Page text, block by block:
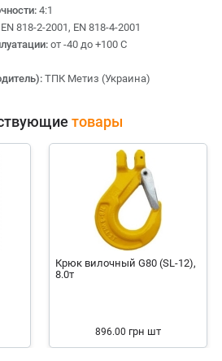
4:1
818-2-2001, EN 818-4-2001
от -40 до +100 С
ТПК Метиз (Украина)
товары
Крюк вилочный G80 (SL-12),
8.0т
896.00 грн шт